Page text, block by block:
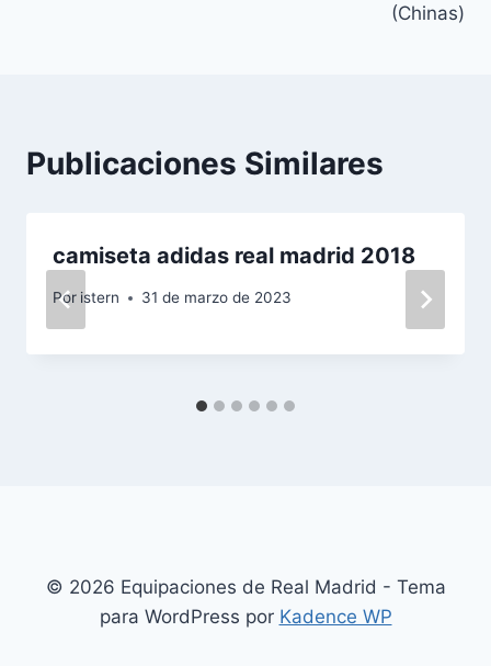
(Chinas)
Publicaciones Similares
camiseta adidas real madrid 2018
Por istern 31 de marzo de 2023
© 2026 Equipaciones de Real Madrid - Tema
para WordPress por Kadence WP